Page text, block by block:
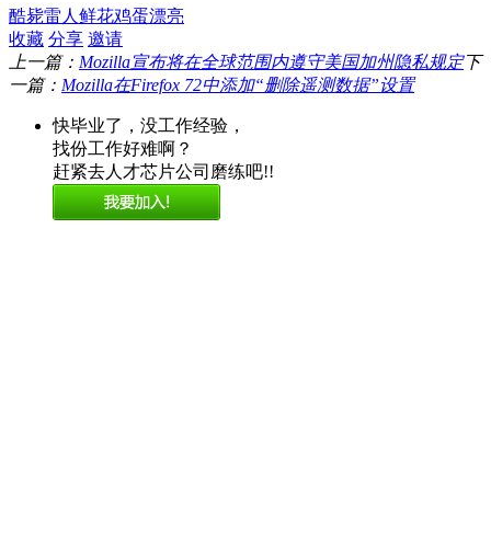
酷毙雷人 鲜花鸡蛋漂亮
收藏 分享 邀请
上一篇： Mozilla宣布将在全球范围内遵守美国加州隐私规定下
一篇： Mozilla在Firefox 72中添加“删除遥测数据”设置
快毕业了，没工作经验，
找份工作好难啊？
赶紧去人才芯片公司磨练吧!!